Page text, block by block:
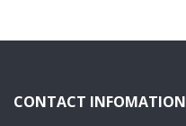
CONTACT INFOMATION